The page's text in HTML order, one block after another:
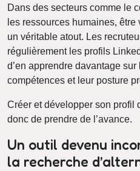
Dans des secteurs comme le
les ressources humaines,
un véritable atout. Les
régulièrement les profils
d’en apprendre davantage
compétences et leur posture
Créer et développer son profil
donc de prendre de l’avance.
Un outil devenu
la recherche